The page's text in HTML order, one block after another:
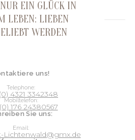
EIN GLÜCK IN
LEBEN: LIEBEN
WERDEN
uns!
Telephone:
4321 3342348
Mobiltelefon:
176 24380567
Sie uns:
Email:
Lichtenwald@gmx.de